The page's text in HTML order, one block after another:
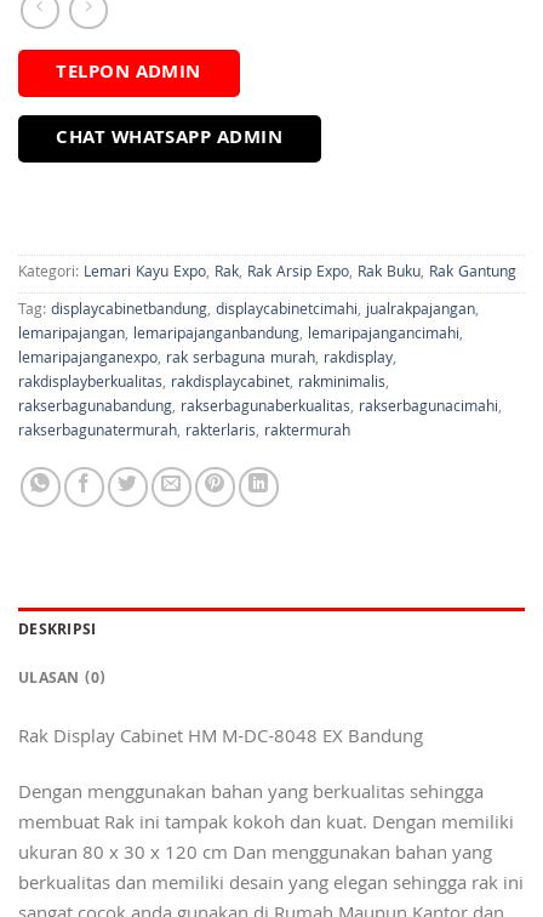
TELPON ADMIN
CHAT WHATSAPP ADMIN
Kategori: Lemari Kayu Expo, Rak, Rak Arsip Expo, Rak Buku, Rak Gantung
Tag:displaycabinetbandung, displaycabinetcimahi,jualrakpajangan,
lemaripajangan, lemaripajanganbandung, lemaripajangancimahi,
lemaripajanganexpo, rak serbaguna murah, rakdisplay,
rakdisplayberkualitas, rakdisplaycabinet, rakminimalis,
rakserbagunabandung, rakserbagunaberkualitas, rakserbagunacimahi,
rakserbagunatermurah, rakterlaris, raktermurah
DESKRIPSI
ULASAN (0)
Rak Display Cabinet HM M-DC-8048 EX Bandung
Dengan menggunakan bahan yang berkualitas sehingga
membuat Rak ini tampak kokoh dan kuat. Dengan memiliki
ukuran 80 x 30 x 120 cm Dan menggunakan bahan yang
berkualitas dan memiliki desain yang elegan sehingga rak ini